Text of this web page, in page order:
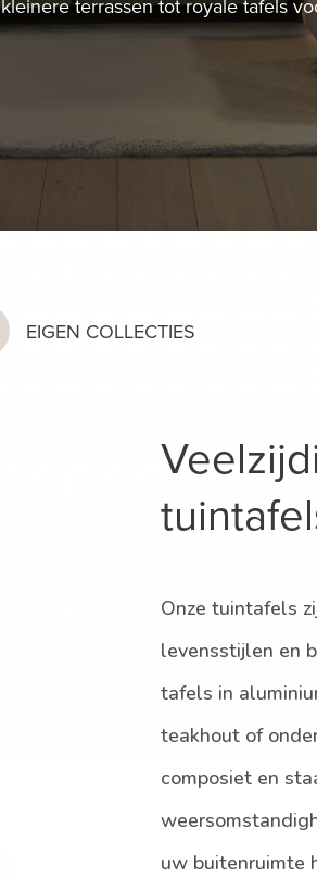
terrassen tot royale tafels
EIGEN COLLECTIES
Onze tuintafels
levensstijlen en
tafels in
teakhout of
composiet en
uw buitenruimte